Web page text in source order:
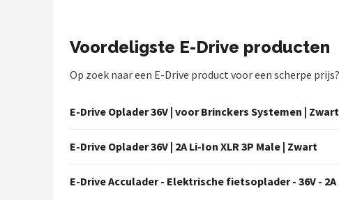
POPULAIRE MERKEN
Voordeligste E-Drive producten
Op zoek naar een E-Drive product voor een scherpe
E-Drive Oplader 36V | voor Brinckers Systemen | Zwart
E-Drive Oplader 36V | 2A Li-Ion XLR 3P Male | Zwart
E-Drive Acculader - Elektrische fietsoplader - 36V -